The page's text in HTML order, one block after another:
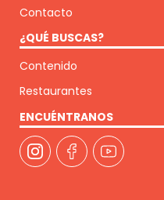
Contacto
¿QUÉ BUSCAS?
Contenido
Restaurantes
ENCUÉNTRANOS